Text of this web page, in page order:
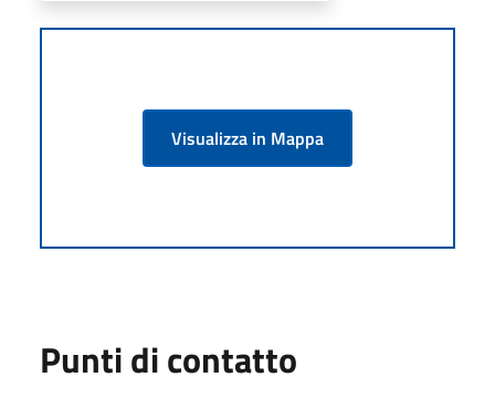
Visualizza in Mappa
Punti di contatto